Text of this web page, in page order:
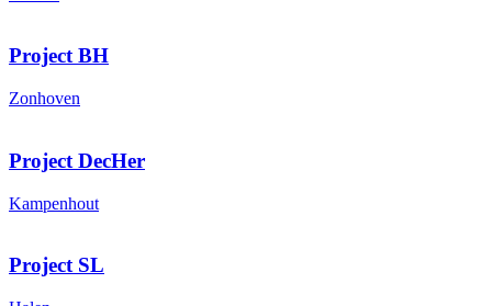
Project BH
Zonhoven
Project DecHer
Kampenhout
Project SL